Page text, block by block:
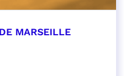
MARSEILLE